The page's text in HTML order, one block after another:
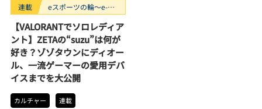
連載
eスポーツの輪〜e-
【VALORANTでソロレディア
ント】ZETAの“suzu”は何が
好き？ゾゾタウンにディオー
ル、一流ゲーマーの愛用デバ
イスまでを大公開
カルチャー 連載